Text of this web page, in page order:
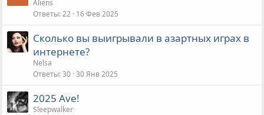
Aliens
Ответы 22 16 Фев 2025
Сколько вы выигрывали в азартных играх в
интернете?
Nelsa
Ответы 30 30 Янв 2025
2025 Ave!
Sleepwalker